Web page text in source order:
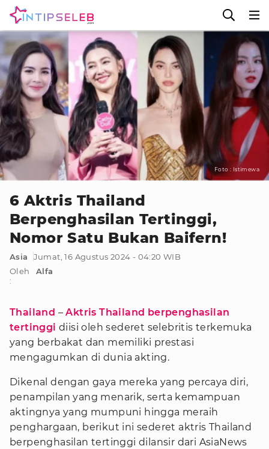
Foto : Istimewa
6 Aktris Thailand
Berpenghasilan Tertinggi,
Nomor Satu Bukan Baifern!
Asia
Jumat, 16 Agustus 2024 - 04:20 WIB
Oleh
:
Alfa
Thailand –Aktris Thailand berpenghasilan
tertinggi diisi oleh sederet selebritis terkemuka
yang berbakat dan memiliki prestasi
mengagumkan di dunia akting.
Dikenal dengan gaya mereka yang percaya diri,
penampilan yang menarik, serta kemampuan
aktingnya yang mumpuni hingga meraih
penghargaan, berikut ini sederet aktris Thailand
berpenghasilan tertinggi dilansir dari AsiaNews